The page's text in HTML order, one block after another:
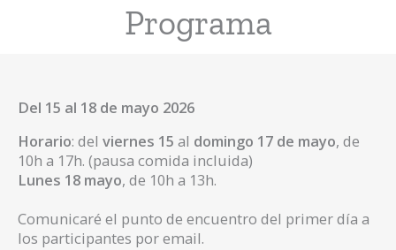
Programa
Del 15 al 18 de mayo 2026
Horario: del viernes 15 al domingo 17 de mayo, de
10h a 17h. (pausa comida incluida)
Lunes 18 mayo, de 10h a 13h.
Comunicaré el punto de encuentro del primer día a
los participantes por email.